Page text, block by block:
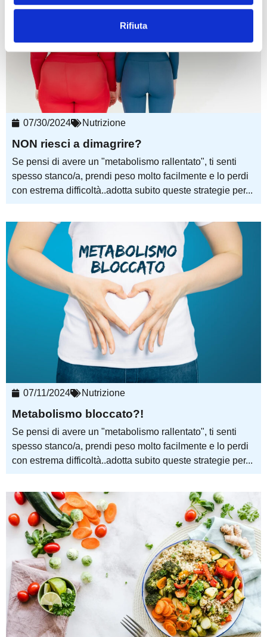
Rifiuta
07/30/2024 Nutrizione
NON riesci a dimagrire?
Se pensi di avere un "metabolismo rallentato", ti senti
spesso stanco/a, prendi peso molto facilmente e lo perdi
con estrema difficoltà..adotta subito queste strategie per...
07/11/2024 Nutrizione
Metabolismo bloccato?!
Se pensi di avere un "metabolismo rallentato", ti senti
spesso stanco/a, prendi peso molto facilmente e lo perdi
con estrema difficoltà..adotta subito queste strategie per...